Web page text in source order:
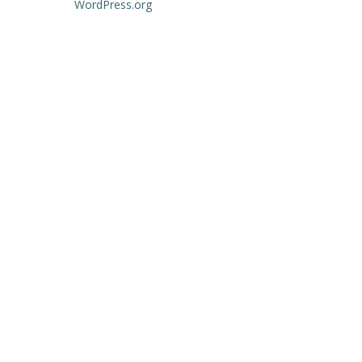
WordPress.org